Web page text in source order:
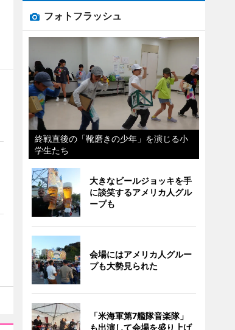
フォトフラッシュ
終戦直後の「靴磨きの少年」を演じる小
学生たち
大きなビールジョッキを手
に談笑するアメリカ人グル
ープも
会場にはアメリカ人グルー
プも大勢見られた
「米海軍第7艦隊音楽隊」
も出演して会場を盛り上げ